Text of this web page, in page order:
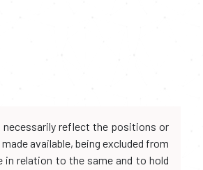
necessarily reflect the positions or
available, being excluded from
relation to the same and to hold